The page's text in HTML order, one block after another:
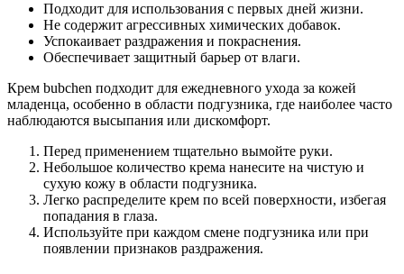
Подходит для использования с первых дней жизни.
Не содержит агрессивных химических добавок.
Успокаивает раздражения и покраснения.
Обеспечивает защитный барьер от влаги.
Крем bubchen подходит для ежедневного ухода за кожей
младенца, особенно в области подгузника, где наиболее часто
наблюдаются высыпания или дискомфорт.
Перед применением тщательно вымойте руки.
Небольшое количество крема нанесите на чистую и
сухую кожу в области подгузника.
Легко распределите крем по всей поверхности, избегая
попадания в глаза.
Используйте при каждом смене подгузника или при
появлении признаков раздражения.